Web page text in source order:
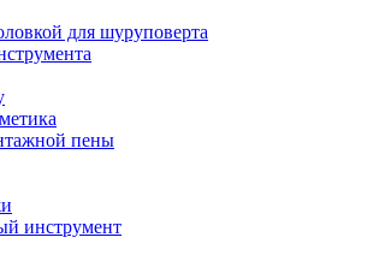
для шуруповерта
пены
инструмент